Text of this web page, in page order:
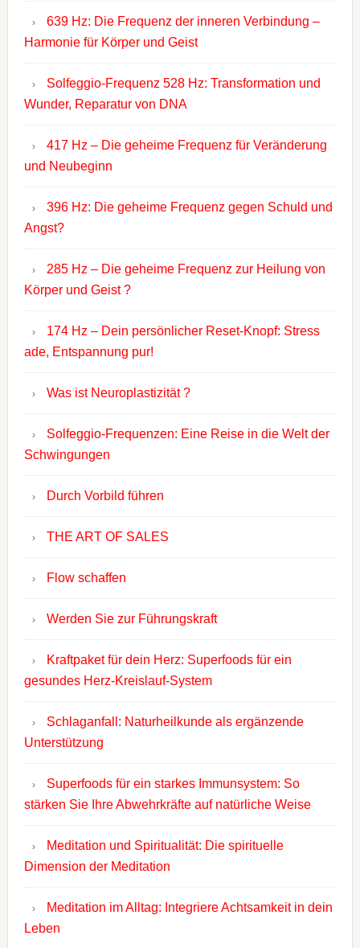
639 Hz: Die Frequenz der inneren Verbindung –
Harmonie für Körper und Geist
Solfeggio-Frequenz 528 Hz: Transformation und
Wunder, Reparatur von DNA
417 Hz – Die geheime Frequenz für Veränderung
und Neubeginn
396 Hz: Die geheime Frequenz gegen Schuld und
Angst?
285 Hz – Die geheime Frequenz zur Heilung von
Körper und Geist ?
174 Hz – Dein persönlicher Reset-Knopf: Stress
ade, Entspannung pur!
Was ist Neuroplastizität ?
Solfeggio-Frequenzen: Eine Reise in die Welt der
Schwingungen
Durch Vorbild führen
THE ART OF SALES
Flow schaffen
Werden Sie zur Führungskraft
Kraftpaket für dein Herz: Superfoods für ein
gesundes Herz-Kreislauf-System
Schlaganfall: Naturheilkunde als ergänzende
Unterstützung
Superfoods für ein starkes Immunsystem: So
stärken Sie Ihre Abwehrkräfte auf natürliche Weise
Meditation und Spiritualität: Die spirituelle
Dimension der Meditation
Meditation im Alltag: Integriere Achtsamkeit in dein
Leben